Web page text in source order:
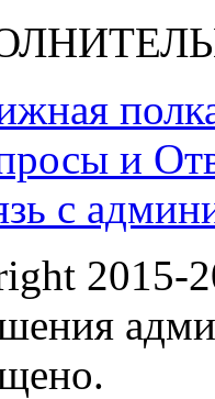
и
с
2015-